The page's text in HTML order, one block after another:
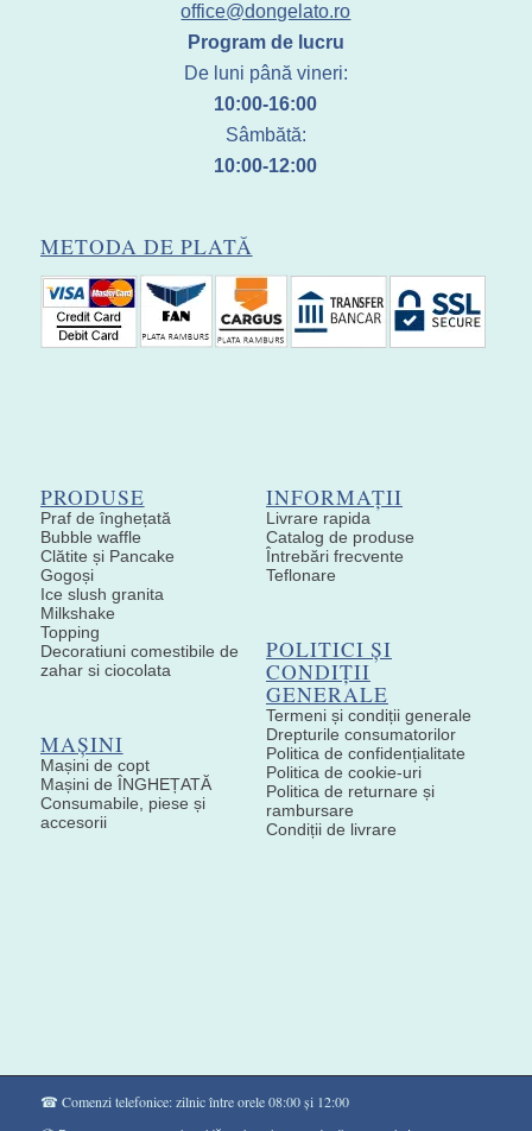
office@dongelato.ro
Program de lucru
De luni până vineri:
10:00-16:00
Sâmbătă:
10:00-12:00
METODA DE PLATĂ
PRODUSE
Praf de înghețată
Bubble waffle
Clătite și Pancake
Gogoși
Ice slush granita
Milkshake
Topping
Decoratiuni comestibile de
zahar si ciocolata
MAȘINI
Mașini de copt
Mașini de ÎNGHEȚATĂ
Consumabile, piese și
accesorii
INFORMAȚII
Livrare rapida
Catalog de produse
Întrebări frecvente
Teflonare
POLITICI ȘI
CONDIȚII
GENERALE
Termeni și condiții generale
Drepturile consumatorilor
Politica de confidențialitate
Politica de cookie-uri
Politica de returnare și
rambursare
Condiții de livrare
☎ Comenzi telefonice: zilnic între orele 08:00 și 12:00